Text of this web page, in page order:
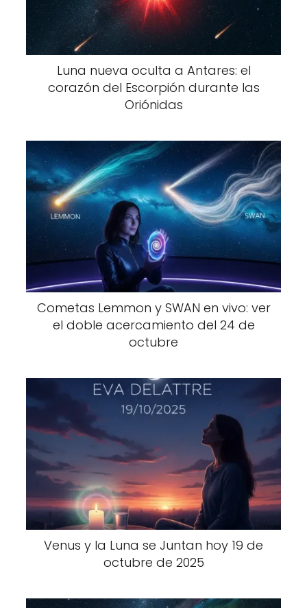
Luna nueva oculta a Antares: el
corazón del Escorpión durante las
Oriónidas
Cometas Lemmon y SWAN en vivo: ver
el doble acercamiento del 24 de
octubre
Venus y la Luna se Juntan hoy 19 de
octubre de 2025